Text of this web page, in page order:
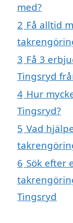
med?
2 Få alltid
3 Få 3
Tingsryd
4 Hur
Tingsryd?
5 Vad
6 Sök efter
Tingsryd